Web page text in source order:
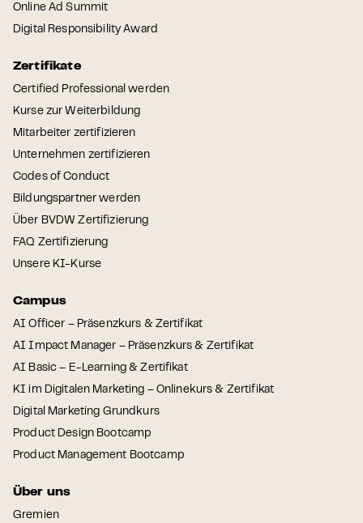
Online Ad Summit
Digital Responsibility Award
Zertifikate
Certified Professional werden
Kurse zur Weiterbildung
Mitarbeiter zertifizieren
Unternehmen zertifizieren
Codes of Conduct
Bildungspartner werden
Über BVDW Zertifizierung
FAQ Zertifizierung
Unsere KI-Kurse
Campus
AI Officer – Präsenzkurs & Zertifikat
AI Impact Manager – Präsenzkurs & Zertifikat
AI Basic – E-Learning & Zertifikat
KI im Digitalen Marketing – Onlinekurs & Zertifikat
Digital Marketing Grundkurs
Product Design Bootcamp
Product Management Bootcamp
Über uns
Gremien